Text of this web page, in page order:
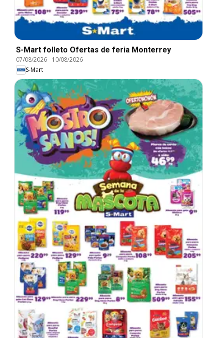
S-Mart folleto Ofertas de feria Monterrey
07/08/2026- 10/08/2026
S-Mart